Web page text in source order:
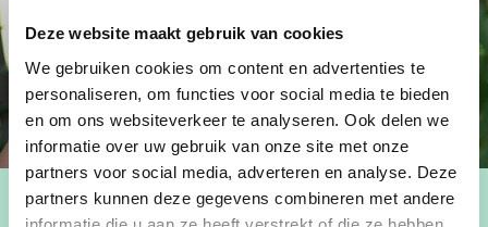
Deze website maakt gebruik van cookies
We gebruiken cookies om content en advertenties te
personaliseren, om functies voor social media te bieden
en om ons websiteverkeer te analyseren. Ook delen we
informatie over uw gebruik van onze site met onze
partners voor social media, adverteren en analyse. Deze
partners kunnen deze gegevens combineren met andere